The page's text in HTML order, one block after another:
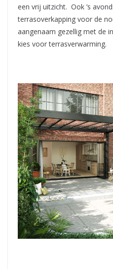
een vrij uitzicht. Ook ’s
terrasoverkapping voor de
aangenaam gezellig met de
kies voor terrasverwarming.